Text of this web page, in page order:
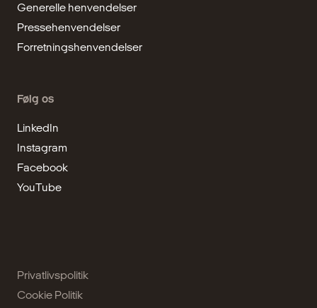
Generelle henvendelser
Pressehenvendelser
Forretningshenvendelser
Privatlivspolitik
Cookie Politik
Følg os
LinkedIn
Instagram
Facebook
YouTube